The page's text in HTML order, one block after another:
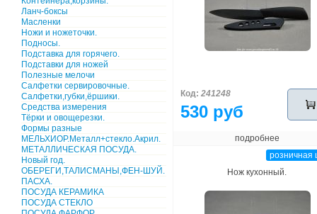
Ланч-боксы
Масленки
Ножи и ножеточки.
Подносы.
Подставка для горячего.
Подставки для ножей
Полезные мелочи
Салфетки сервировочные.
Салфетки,губки,ёршики.
Средства измерения
Тёрки и овощерезки.
Формы разные
МЕЛЬХИОР.Металл+стекло.Акрил.
МЕТАЛЛИЧЕСКАЯ ПОСУДА.
Новый год.
ОБЕРЕГИ,ТАЛИСМАНЫ,ФЕН-ШУЙ.
ПАСХА.
ПОСУДА КЕРАМИКА
ПОСУДА СТЕКЛО
Код: 241248
530 руб
подробнее
розничная
Нож кухонный.